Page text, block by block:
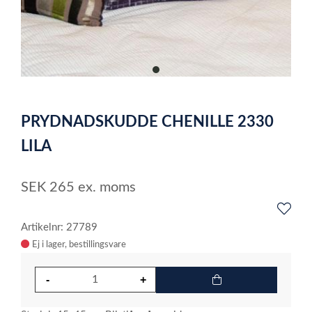
item
of
1
PRYDNADSKUDDE CHENILLE 2330
LILA
SEK 265 ex. moms
Artikelnr: 27789
Ej i lager